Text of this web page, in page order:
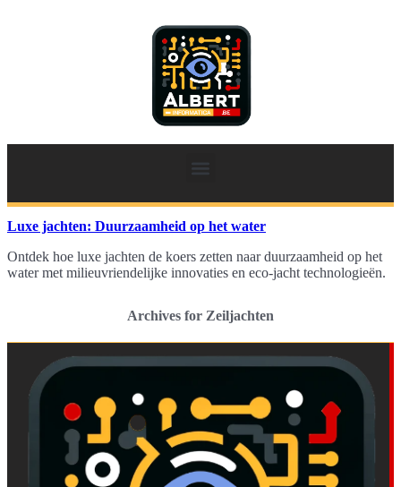
Luxe jachten: Duurzaamheid op het water
Ontdek hoe luxe jachten de koers zetten naar duurzaamheid op het
water met milieuvriendelijke innovaties en eco-jacht technologieën.
Archives for Zeiljachten